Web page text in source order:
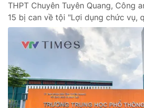
Pháp luật
Y tế
Thế giới
Tin tức
Kinh tế
THPT Chuyên Tuyên Quang, Công
15 bị can về tội "Lợi dụng chức vụ,